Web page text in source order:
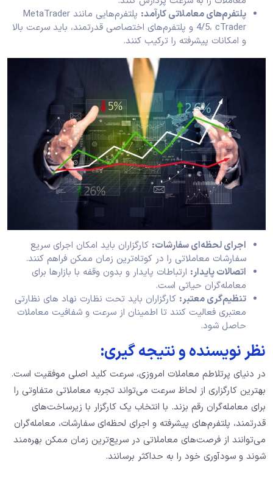
پلتفرم‌های معاملاتی کارآمد:
پلتفرم‌هایی مانند MetaTrader
4/5، cTrader و پلتفرم‌های اختصاصی قدرتمند، باید سرعت بالا
و امکانات پیشرفته را ترکیب کنند.
اجرای لحظه‌ای سفارشات: کارگزاران باید امکان اجرای سریع
سفارشات معاملاتی را در کوتاه‌ترین زمان ممکن فراهم کنند.
اتصالات پایدار: ارتباطات پایدار و بدون وقفه با بازارها برای
معامله‌گران حیاتی است.
تنظیم‌گری معتبر: کارگزاران باید تحت نظارت نهاد های نظارتی
معتبری فعالیت کنند تا اطمینان از سرعت و شفافیت معاملات
حاصل شود.
نظر نویسنده و نتیجه گیری:
در دنیای پرتلاطم معاملات امروزی، سرعت کلید اصلی موفقیت است.
بهترین کارگزاری از لحاظ سرعت می‌تواند تجربه معاملاتی متفاوتی را
برای معامله‌گران رقم بزند. با انتخاب یک کارگزار با زیرساخت‌های
قدرتمند، پلتفرم‌های پیشرفته و اجرای لحظه‌ای سفارشات، معامله‌گران
می‌توانند از فرصت‌های معاملاتی در سریع‌ترین زمان ممکن بهره‌مند
شوند و سودآوری خود را به حداکثر برسانند.